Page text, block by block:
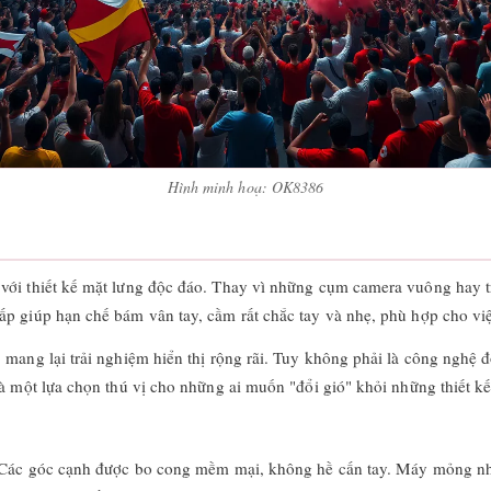
Hình minh hoạ: OK8386
thiết kế mặt lưng độc đáo. Thay vì những cụm camera vuông
giúp hạn chế bám vân tay, cầm rất chắc tay và nhẹ, phù hợp cho
lại trải nghiệm hiển thị rộng rãi. Tuy không phải là công nghệ
lựa chọn thú vị cho những ai muốn "đổi gió" khỏi những thiết
góc cạnh được bo cong mềm mại, không hề cấn tay. Máy mỏng